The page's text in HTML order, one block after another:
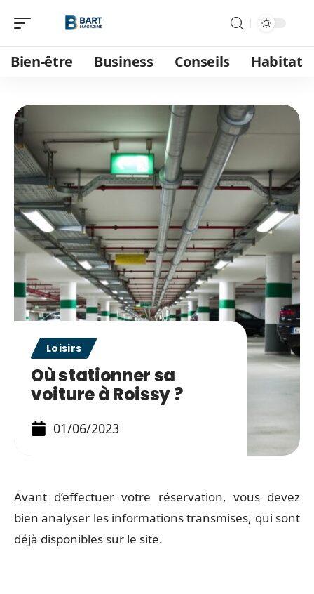
Bien-être Business Conseils Habitat
Loisirs
Où stationner sa
voiture à Roissy ?
01/06/2023
Avant d’effectuer votre réservation, vous devez
bien analyser les informations transmises, qui sont
déjà disponibles sur le site.